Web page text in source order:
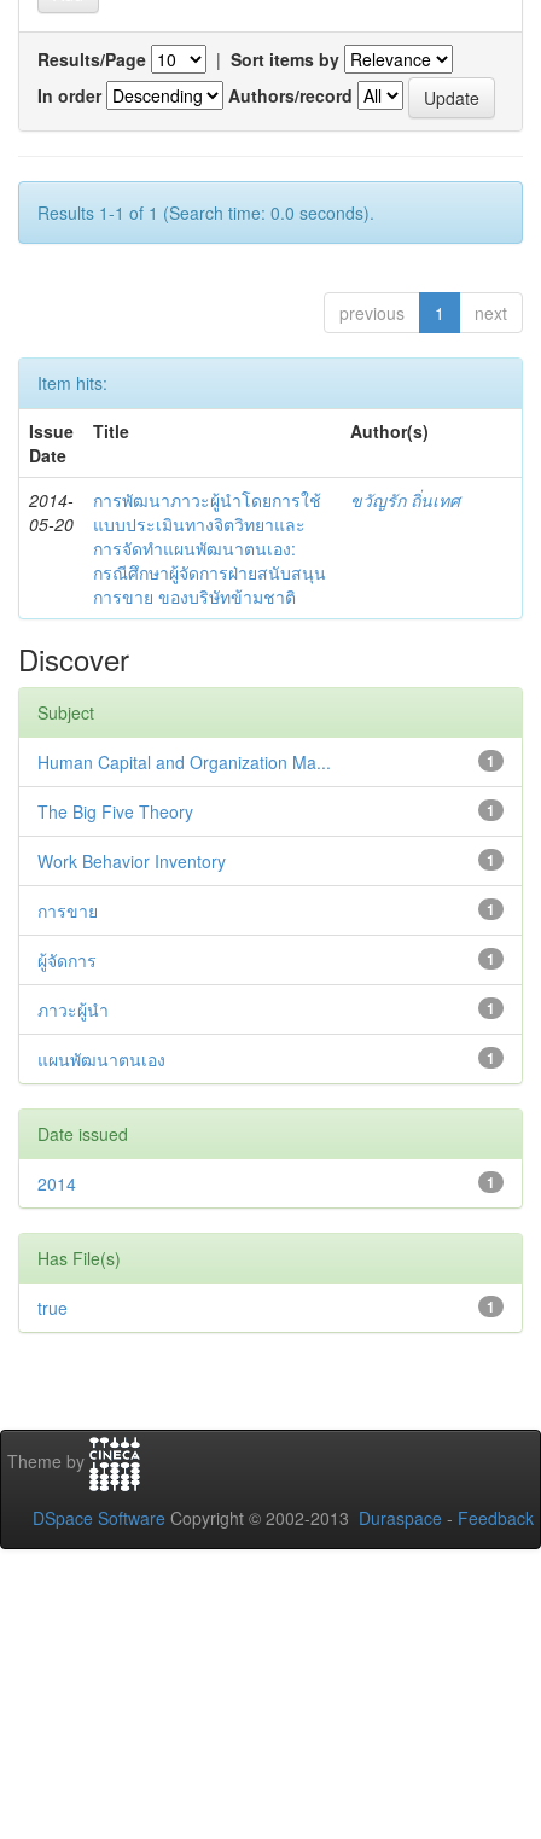
Results/Page | Sort items by
In order
Authors/record
Results 1-1 of 1 (Search time: 0.0 seconds).
previous 1 next
Item hits:
Issue
Date
Title Author(s)
2014-
05-20
การพัฒนาภาวะผู้นำโดยการใช้
แบบประเมินทางจิตวิทยาและ
การจัดทำแผนพัฒนาตนเอง:
กรณีศึกษาผู้จัดการฝ่ายสนับสนุน
การขาย ของบริษัทข้ามชาติ
ขวัญรัก ถิ่นเทศ
Discover
Subject
1
Human Capital and Organization Ma...
1
The Big Five Theory
1
Work Behavior Inventory
1
การขาย
1
ผู้จัดการ
1
ภาวะผู้นำ
1
แผนพัฒนาตนเอง
Date issued
1
2014
Has File(s)
1
true
Theme by
DSpace Software Copyright © 2002-2013 Duraspace - Feedback